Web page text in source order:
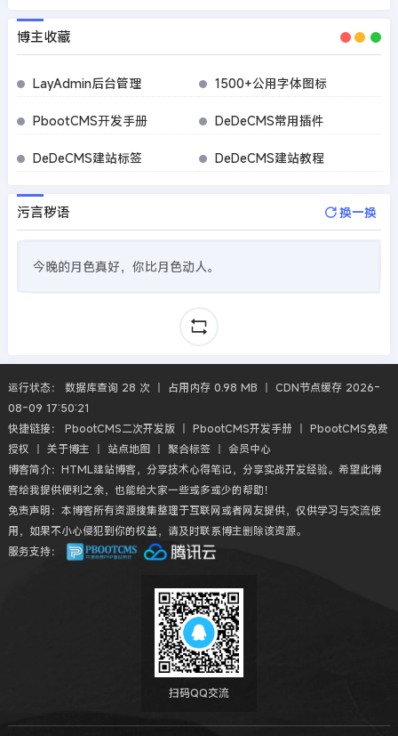
博主收藏
LayAdmin后台管理 1500+公用字体图标
PbootCMS开发手册 DeDeCMS常用插件
DeDeCMS建站标签 DeDeCMS建站教程
污言秽语 换一换
今晚的月色真好，你比月色动人。
运行状态： 数据库查询 28 次 丨 占用内存 0.98 MB 丨 CDN节点缓存 2026-
08-09 17:50:21
快捷链接： PbootCMS二次开发版丨 PbootCMS开发手册 丨 PbootCMS免费
授权 丨 关于博主 丨 站点地图丨 聚合标签丨 会员中心
博客简介：HTML建站博客，分享技术心得笔记，分享实战开发经验。希望此博
客给我提供便利之余，也能给大家一些或多或少的帮助！
免责声明：本博客所有资源搜集整理于互联网或者网友提供，仅供学习与交流使
用，如果不小心侵犯到你的权益，请及时联系博主删除该资源。
服务支持：
扫码QQ交流